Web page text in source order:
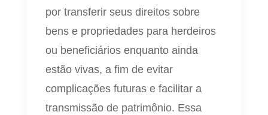
por transferir seus direitos sobre
bens e propriedades para herdeiros
ou beneficiários enquanto ainda
estão vivas, a fim de evitar
complicações futuras e facilitar a
transmissão de patrimônio. Essa